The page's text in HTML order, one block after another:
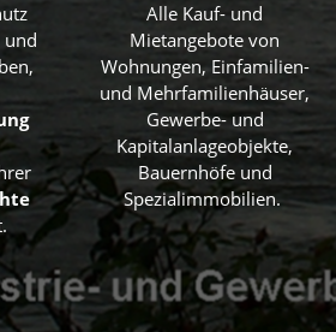
und
Alle Kauf- und
Mietangebote von
Wohnungen, Einfamilien-
und Mehrfamilienhäuser,
Gewerbe- und
Kapitalanlageobjekte,
Bauernhöfe und
Spezialimmobilien.